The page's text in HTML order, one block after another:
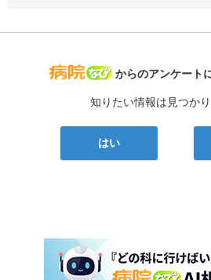
病院なび
からのアンケート
知りたい情報は見つか
はい